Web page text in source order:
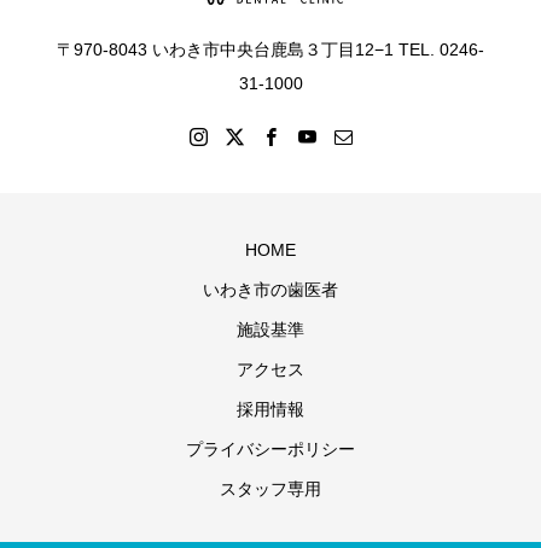
〒970-8043 いわき市中央台鹿島３丁目12−1 TEL. 0246-
31-1000
HOME
いわき市の歯医者
施設基準
アクセス
採用情報
プライバシーポリシー
スタッフ専用